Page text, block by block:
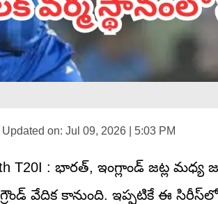
Updated on: Jul 09, 2026 | 5:03 PM
T20I : భారత్, ఇంగ్లాండ్ జట్ల
వేదిక కానుంది. ఇప్పటికే ఈ